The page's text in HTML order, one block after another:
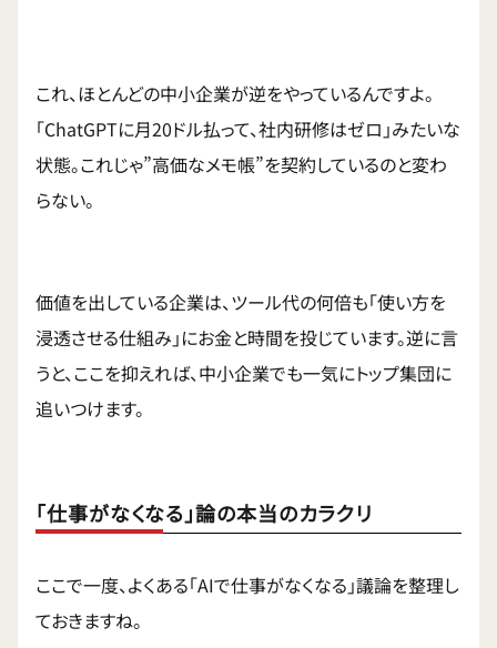
これ、ほとんどの中小企業が逆をやっているんですよ。
「ChatGPTに月20ドル払って、社内研修はゼロ」みたいな
状態。これじゃ”高価なメモ帳”を契約しているのと変わ
らない。
価値を出している企業は、ツール代の何倍も「使い方を
浸透させる仕組み」にお金と時間を投じています。逆に言
うと、ここを抑えれば、中小企業でも一気にトップ集団に
追いつけます。
「仕事がなくなる」論の本当のカラクリ
ここで一度、よくある「AIで仕事がなくなる」議論を整理し
ておきますね。